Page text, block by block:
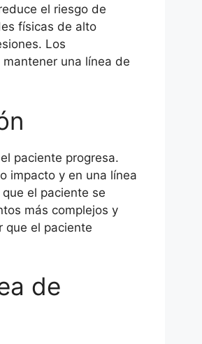
el riesgo de
físicas de alto
Los
una línea de
paciente progresa.
impacto y en una línea
el paciente se
más complejos y
que el paciente
de